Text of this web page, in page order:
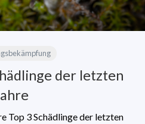
der letzten
Top 3 Schädlinge der letzten